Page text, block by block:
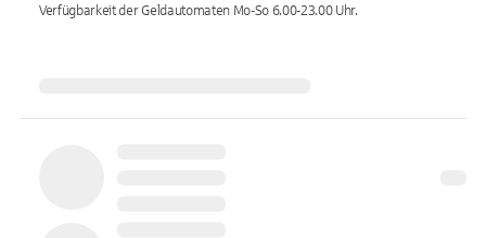
Verfügbarkeit der Geldautomaten Mo-So 6.00-23.00Uhr.